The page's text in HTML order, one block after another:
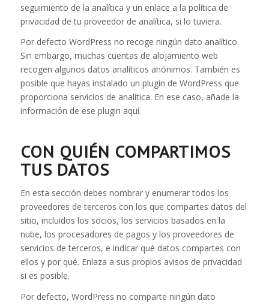
seguimiento de la analítica y un enlace a la política de
privacidad de tu proveedor de analítica, si lo tuviera.
Por defecto WordPress no recoge ningún dato analítico.
Sin embargo, muchas cuentas de alojamiento web
recogen algunos datos analíticos anónimos. También es
posible que hayas instalado un plugin de WordPress que
proporciona servicios de analítica. En ese caso, añade la
información de ese plugin aquí.
CON QUIÉN COMPARTIMOS
TUS DATOS
En esta sección debes nombrar y enumerar todos los
proveedores de terceros con los que compartes datos del
sitio, incluidos los socios, los servicios basados en la
nube, los procesadores de pagos y los proveedores de
servicios de terceros, e indicar qué datos compartes con
ellos y por qué. Enlaza a sus propios avisos de privacidad
si es posible.
Por defecto, WordPress no comparte ningún dato